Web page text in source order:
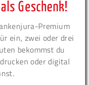
Geschenk!
Premium
ein, zwei oder drei
bekommst du
oder digital